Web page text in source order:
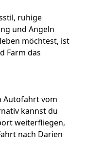
ruhige
und Angeln
möchtest, ist
Farm das
Autofahrt vom
kannst du
weiterfliegen,
nach Darien